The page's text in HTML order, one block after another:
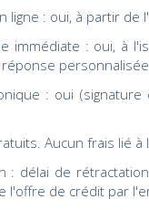
ligne : oui, à partir de
immédiate : oui, à
: oui
Aucun frais lié
: délai de
l'offre de crédit par